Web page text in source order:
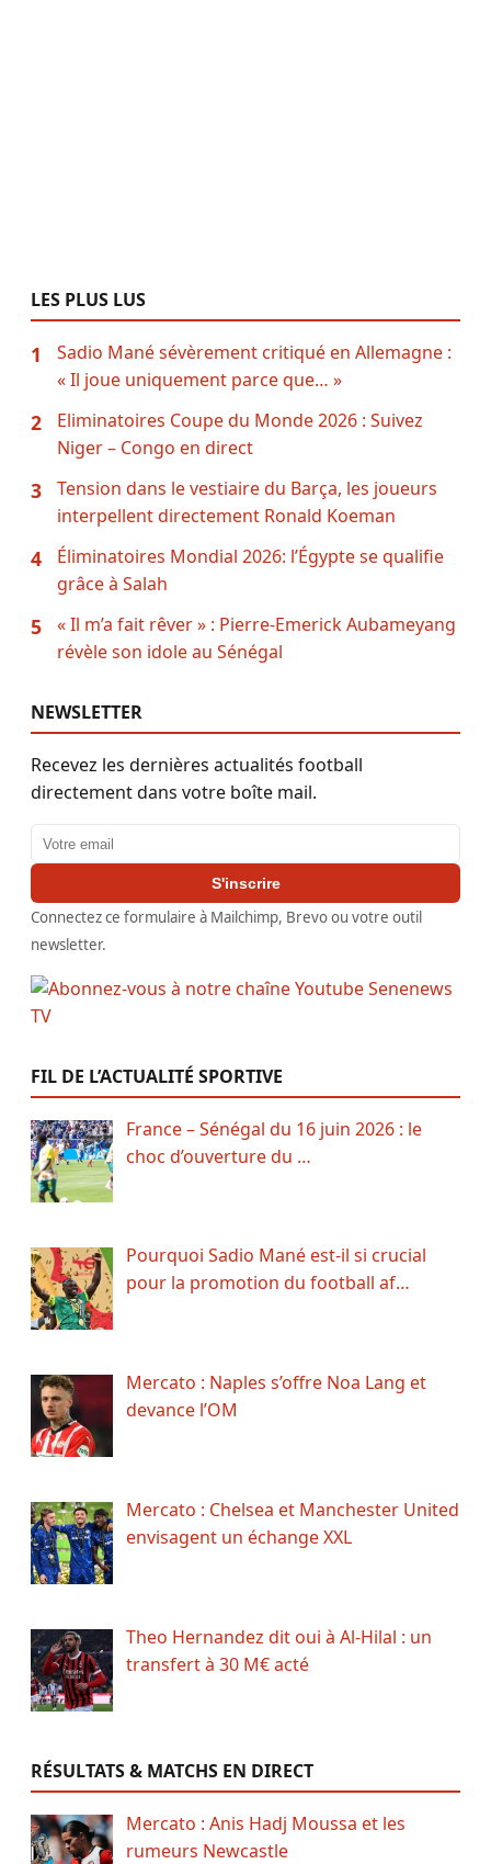
LES PLUS LUS
1
Sadio Mané sévèrement critiqué en Allemagne :
« Il joue uniquement parce que… »
2
Eliminatoires Coupe du Monde 2026 : Suivez
Niger – Congo en direct
3
Tension dans le vestiaire du Barça, les joueurs
interpellent directement Ronald Koeman
4
Éliminatoires Mondial 2026: l’Égypte se qualifie
grâce à Salah
5
« Il m’a fait rêver » : Pierre-Emerick Aubameyang
révèle son idole au Sénégal
NEWSLETTER
Recevez les dernières actualités football
directement dans votre boîte mail.
Adresse email
S'inscrire
Connectez ce formulaire à Mailchimp, Brevo ou votre outil
newsletter.
FIL DE L’ACTUALITÉ SPORTIVE
France – Sénégal du 16 juin 2026 : le
choc d’ouverture du …
Pourquoi Sadio Mané est-il si crucial
pour la promotion du football af…
Mercato : Naples s’offre Noa Lang et
devance l’OM
Mercato : Chelsea et Manchester United
envisagent un échange XXL
Theo Hernandez dit oui à Al-Hilal : un
transfert à 30 M€ acté
RÉSULTATS & MATCHS EN DIRECT
Mercato : Anis Hadj Moussa et les
rumeurs Newcastle